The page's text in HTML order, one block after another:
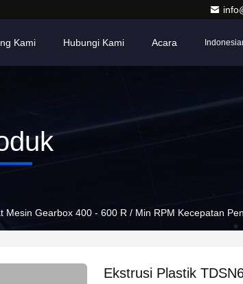
Kami Hubungi Kami Acara
Mesin Gearbox 400 - 600 R / Min RPM Kecepatan
Ekstrusi Plastik